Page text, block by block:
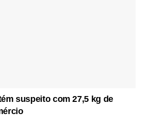
suspeito com 27,5 kg de